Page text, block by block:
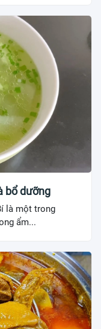
bổ dưỡng
là một trong
ẩm...